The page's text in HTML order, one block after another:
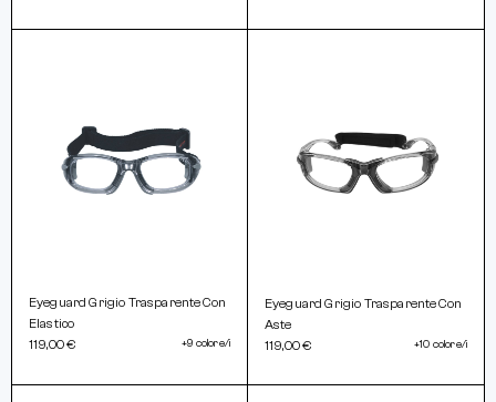
Eyeguard Grigio Trasparente Con
Elastico
119,00 €
+9 colore/i
Eyeguard Grigio Trasparente Con
Aste
119,00 €
+10 colore/i